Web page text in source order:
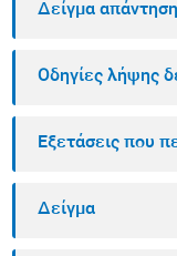
Δείγμα
Οδηγίες λήψης
Εξετάσεις που
Δείγμα